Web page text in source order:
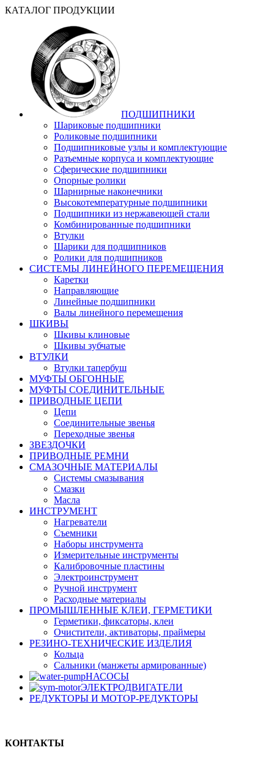
КАТАЛОГ ПРОДУКЦИИ
ПОДШИПНИКИ
Шариковые подшипники
Роликовые подшипники
Подшипниковые узлы и комплектующие
Разъемные корпуса и комплектующие
Сферические подшипники
Опорные ролики
Шарнирные наконечники
Высокотемпературные подшипники
Подшипники из нержавеющей стали
Комбинированные подшипники
Втулки
Шарики для подшипников
Ролики для подшипников
СИСТЕМЫ ЛИНЕЙНОГО ПЕРЕМЕЩЕНИЯ
Каретки
Направляющие
Линейные подшипники
Валы линейного перемещения
ШКИВЫ
Шкивы клиновые
Шкивы зубчатые
ВТУЛКИ
Втулки тапербуш
МУФТЫ ОБГОННЫЕ
МУФТЫ СОЕДИНИТЕЛЬНЫЕ
ПРИВОДНЫЕ ЦЕПИ
Цепи
Соединительные звенья
Переходные звенья
ЗВЕЗДОЧКИ
ПРИВОДНЫЕ РЕМНИ
СМАЗОЧНЫЕ МАТЕРИАЛЫ
Системы смазывания
Смазки
Масла
ИНСТРУМЕНТ
Нагреватели
Съемники
Наборы инструмента
Измерительные инструменты
Калибровочные пластины
Электроинструмент
Ручной инструмент
Расходные материалы
ПРОМЫШЛЕННЫЕ КЛЕИ, ГЕРМЕТИКИ
Герметики, фиксаторы, клеи
Очистители, активаторы, праймеры
РЕЗИНО-ТЕХНИЧЕСКИЕ ИЗДЕЛИЯ
Кольца
Сальники (манжеты армированные)
НАСОСЫ
ЭЛЕКТРОДВИГАТЕЛИ
РЕДУКТОРЫ И МОТОР-РЕДУКТОРЫ
КОНТАКТЫ